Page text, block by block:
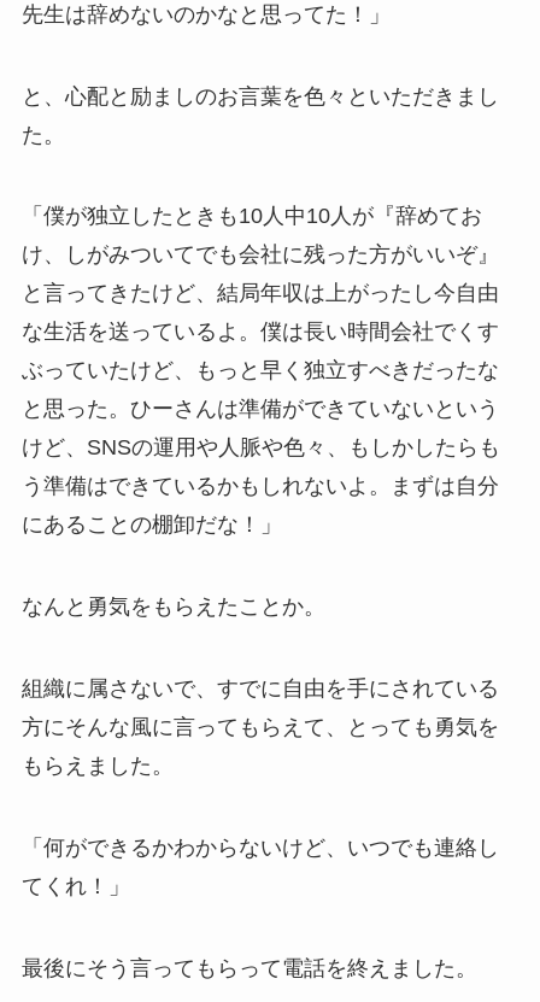
先生は辞めないのかなと思ってた！」
と、心配と励ましのお言葉を色々といただきまし
た。
「僕が独立したときも10人中10人が『辞めてお
け、しがみついてでも会社に残った方がいいぞ』
と言ってきたけど、結局年収は上がったし今自由
な生活を送っているよ。僕は長い時間会社でくす
ぶっていたけど、もっと早く独立すべきだったな
と思った。ひーさんは準備ができていないという
けど、SNSの運用や人脈や色々、もしかしたらも
う準備はできているかもしれないよ。まずは自分
にあることの棚卸だな！」
なんと勇気をもらえたことか。
組織に属さないで、すでに自由を手にされている
方にそんな風に言ってもらえて、とっても勇気を
もらえました。
「何ができるかわからないけど、いつでも連絡し
てくれ！」
最後にそう言ってもらって電話を終えました。